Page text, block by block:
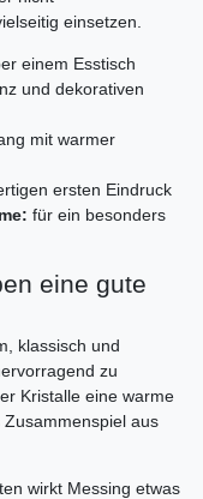
einsetzen.
einem Esstisch
und dekorativen
mit warmer
ersten Eindruck
für ein besonders
eine gute
klassisch und
zu
Kristalle eine warme
aus
wirkt Messing etwas